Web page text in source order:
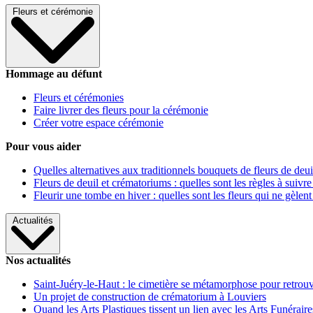
Fleurs et cérémonie
Hommage au défunt
Fleurs et cérémonies
Faire livrer des fleurs pour la cérémonie
Créer votre espace cérémonie
Pour vous aider
Quelles alternatives aux traditionnels bouquets de fleurs de
Fleurs de deuil et crématoriums : quelles sont les règles à
Fleurir une tombe en hiver : quelles sont les fleurs qui ne gèlent
Actualités
Nos actualités
Saint-Juéry-le-Haut : le cimetière se métamorphose pour
Un projet de construction de crématorium à Louviers
Quand les Arts Plastiques tissent un lien avec les Arts